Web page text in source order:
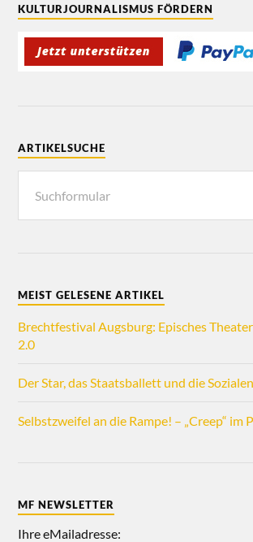
KULTURJOURNALISMUS FÖRDERN
ARTIKELSUCHE
MEIST GELESENE ARTIKEL
Brechtfestival Augsburg: Episches
2.0
Der Star, das Staatsballett und die
Selbstzweifel an die Rampe! – „Creep“ im
MF NEWSLETTER
Ihre eMailadresse: